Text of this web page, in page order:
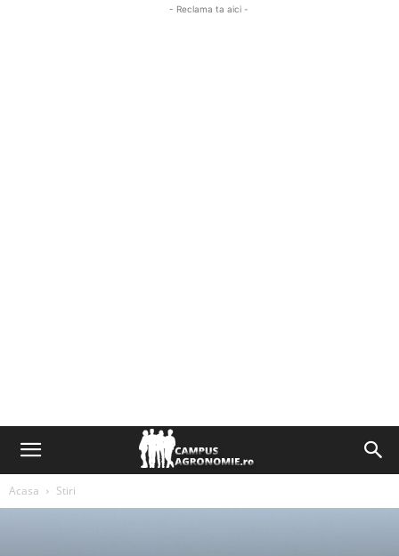
- Reclama ta aici -
Acasa Stiri